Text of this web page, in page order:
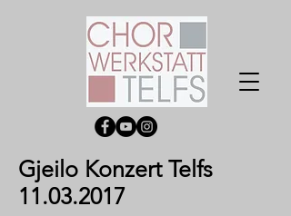
Gjeilo Konzert Telfs
11.03.2017